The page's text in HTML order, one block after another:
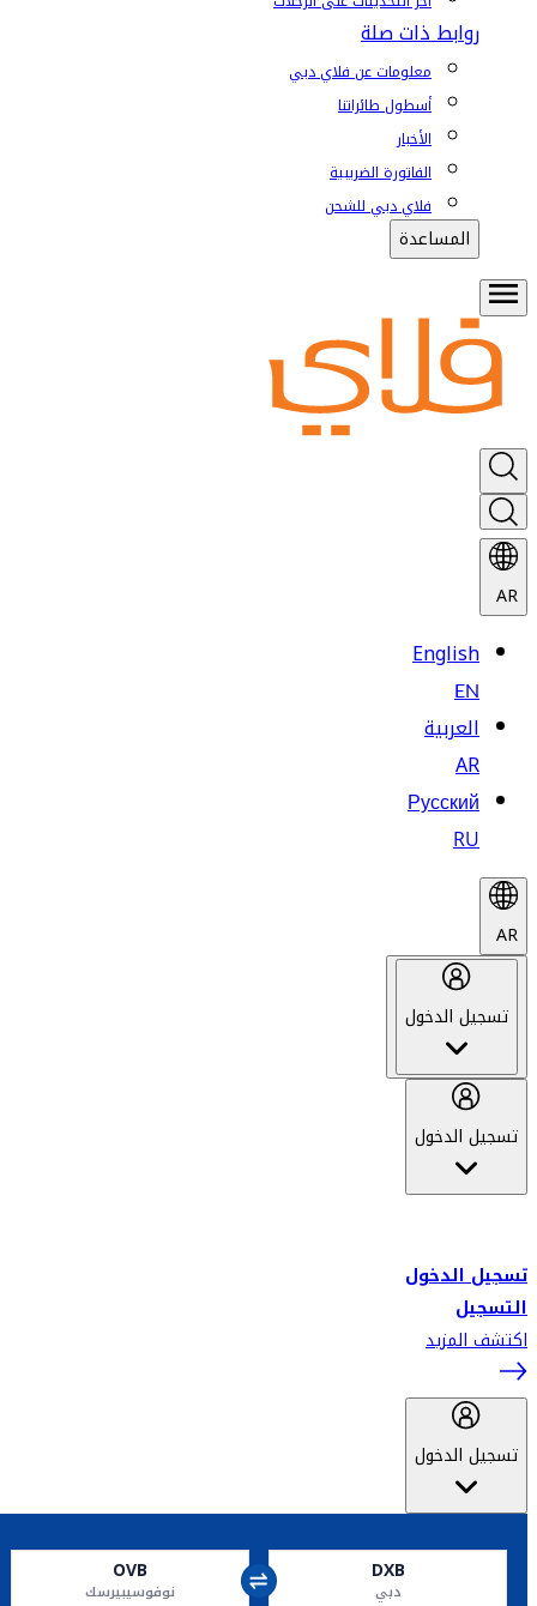
روابط ذات صلة
معلومات عن فلاي دبي
أسطول طائراتنا
الأخبار
الفاتورة الضريبية
فلاي دبي للشحن
المساعدة
AR
English
EN
العربية
AR
Русский
RU
AR
تسجيل الدخول
تسجيل الدخول
تسجيل الدخول
التسجيل
اكتشف المزيد
تسجيل الدخول
DXB
دبي
OVB
نوفوسيبيرسك